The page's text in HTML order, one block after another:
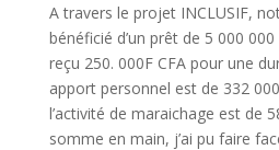
A travers le projet INCLUSIF,
bénéficié d’un prêt de 5 000
reçu 250. 000F CFA pour une
apport personnel est de 332
l’activité de maraichage est de
somme en main, j’ai pu faire